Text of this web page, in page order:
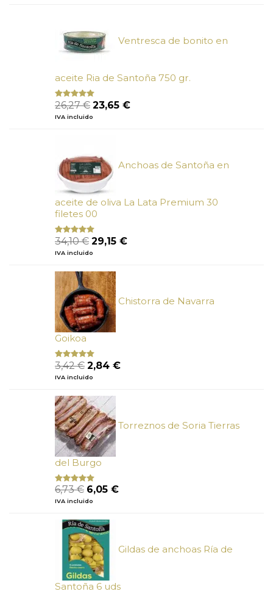
Ventresca de bonito en
aceite Ria de Santoña 750 gr.
Valorado
con
5
26,27€ El
precio
23,65 €El
IVA incluido
Anchoas de Santoña en
aceite de oliva La Lata Premium 30
filetes 00
Valorado
con
de 5
34,10€ El
precio
era:
34,10 €.
29,15 €El
IVA incluido
Chistorra de Navarra
Goikoa
Valorado
con
de 5
3,42€ El
precio
era:
3,42 €.
2,84 €El
IVA incluido
Torreznos de Soria Tierras
del Burgo
Valorado
con
de
5
6,73€ El
precio
era:
6,73 €.
6,05 €El
IVA incluido
Gildas de anchoas Ría de
Santoña 6 uds